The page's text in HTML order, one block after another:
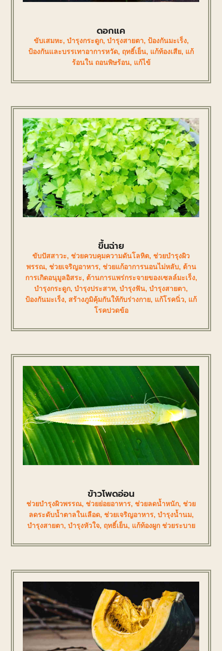
ดอกแค
ขับเสมหะ, บำรุงกระดูก, บำรุงสายตา, ป้องกันมะเร็ง,
ป้องกันและบรรเทาอาการหวัด, ฤทธิ์เย็น, แก้ท้องเสีย, แก้
ร้อนใน ถอนพิษร้อน, แก้ไข้
ขึ้นฉ่าย
ขับปัสสาวะ, ช่วยควบคุมความดันโลหิต, ช่วยบำรุงผิว
พรรณ, ช่วยเจริญอาหาร, ช่วยแก้อาการนอนไม่หลับ, ต้าน
การเกิดอนุมูลอิสระ, ต้านการแพร่กระจายของเซลล์มะเร็ง,
บำรุงกระดูก, บำรุงประสาท, บำรุงฟัน, บำรุงสายตา,
ป้องกันมะเร็ง, สร้างภูมิคุ้มกันให้กับร่างกาย, แก้โรคนิ่ว, แก้
โรคปวดข้อ
ข้าวโพดอ่อน
ช่วยบำรุงผิวพรรณ, ช่วยย่อยอาหาร, ช่วยลดน้ำหนัก, ช่วย
ลดระดับน้ำตาลในเลือด, ช่วยเจริญอาหาร, บำรุงน้ำนม,
บำรุงสายตา, บำรุงหัวใจ, ฤทธิ์เย็น, แก้ท้องผูก ช่วยระบาย